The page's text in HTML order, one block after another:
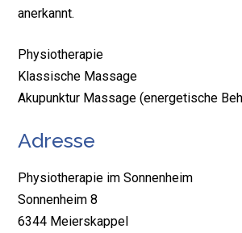
anerkannt.
Physiotherapie
Klassische Massage
Akupunktur Massage (energetische
Adresse
Physiotherapie im Sonnenheim
Sonnenheim 8
6344 Meierskappel